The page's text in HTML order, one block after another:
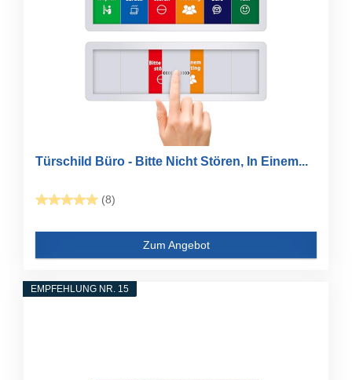
Türschild Büro - Bitte Nicht Stören, In Einem...
(8)
Zum Angebot
EMPFEHLUNG NR. 15